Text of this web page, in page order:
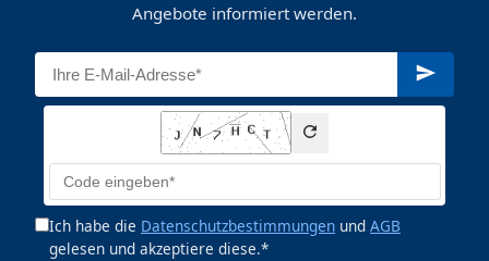
Angebote informiert werden.
Ich habe die Datenschutzbestimmungen und AGB
gelesen und akzeptiere diese.*